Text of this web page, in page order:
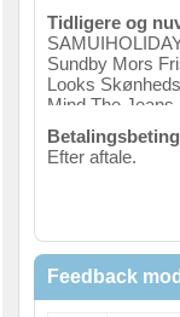
- Sociale
platforme.
Content &
genkendelse og
Annoncering –
LinkedIn.
Tidligere og
Sundby Mors
Looks
Mind The Jeans
Gunver Grøn
vWood
Cafe Baghuset
Efter aftale.
Feedback